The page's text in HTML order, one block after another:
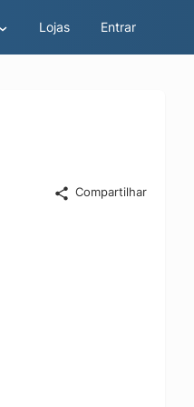
Lojas Entrar
Compartilhar